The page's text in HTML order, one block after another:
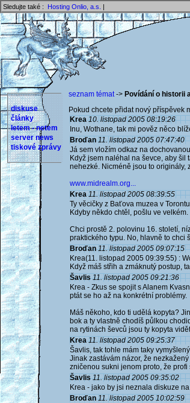
Sledujte také : Hosting Onlio, a.s. |
diskuse
články
letem - netem
server news
tiskové zprávy
seznam témat-> Povídání o historii
Pokud chcete přidat nový příspěvek
Krea 10. listopad 2005 08:19:26
Inu, Wothane, tak mi pověz něco
Broďan 11. listopad 2005 07:47:40
Já sem vložím odkaz na
Když jsem naléhal na ševce, aby šil
nehezké. Nicméně jsou to originály,
www.midrealm.org...
Krea 11. listopad 2005 08:39:55
Ty věcičky z Baťova muzea v
Kdyby někdo chtěl, pošlu ve velkém.
Chci prostě 2. polovinu 16. století,
praktického typu. No, hlavně to chci
Broďan 11. listopad 2005 09:07:15
Krea(11. listopad 2005 09:39:55) :
Když máš střih a zmáknutý postup,
Šavlis 11. listopad 2005 09:21:36
Krea - Zkus se spojit s Alanem
ptát se ho až na konkrétní problémy.
Máš někoho, kdo ti udělá kopyta?
bok a ty vlastně chodíš půlkou
na rytinách ševců jsou ty kopyta
Krea 11. listopad 2005 09:25:37
Šavlis, tak tohle mám taky
Jinak zastávám názor, že
zničenou sukni jenom proto, že
Šavlis 11. listopad 2005 09:35:02
Krea - jako by jsi neznala diskuze
Broďan 11. listopad 2005 10:02:59